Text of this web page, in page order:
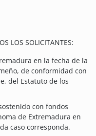
LOS SOLICITANTES:
en la fecha de la
de conformidad con
del Estatuto de los
con fondos
de Extremadura en
caso corresponda.